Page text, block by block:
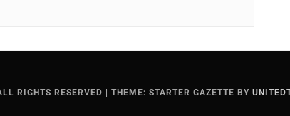
RIGHTS RESERVED THEME: STARTER GAZETTE BY